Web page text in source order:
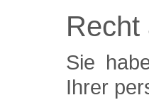
Recht
Sie
Ihrer